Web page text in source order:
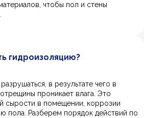
чтобы пол и стены
гидроизоляцию?
в результате чего в
проникает влага. Это
сырости в помещении, коррозии
пола. Разберем порядок действий по